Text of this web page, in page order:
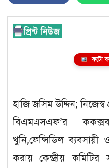
ফটো
হাজি জসিম উদ্দিন; নিজেস্ব
বিএমএসএফ’র
খুনি,ফেন্সিডিল ব্যবসায়ী
করায় কেন্দ্রীয়